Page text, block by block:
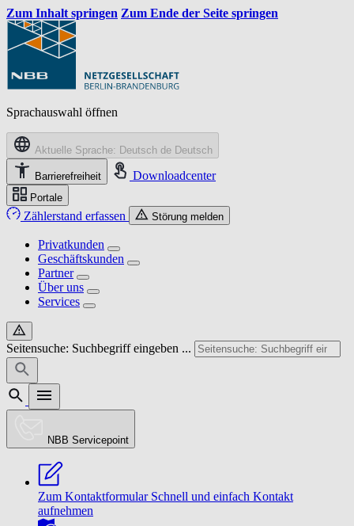
Zum Inhalt springen Zum Ende der Seite springen
Sprachauswahl öffnen
Aktuelle Sprache: Deutsch de Deutsch
Barrierefreiheit Downloadcenter
Portale
Zählerstand erfassen Störung melden
Privatkunden
Geschäftskunden
Partner
Über uns
Services
Seitensuche: Suchbegriff eingeben ...
NBB Servicepoint
Zum Kontaktformular Schnell und einfach Kontakt
aufnehmen